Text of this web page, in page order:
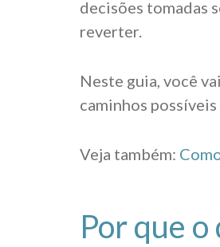
decisões tomadas
reverter.
Neste guia, você
caminhos
Veja também:
Por que